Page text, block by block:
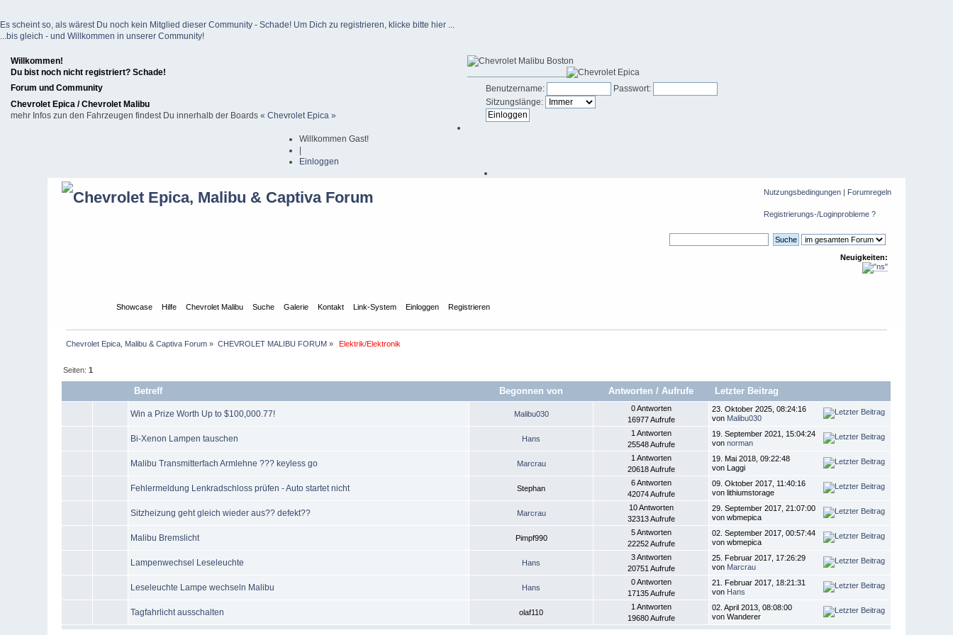
Es scheint so, als wärest Du noch kein Mitglied dieser Community - Schade! Um Dich zu registrieren, klicke bitte hier ...
...bis gleich - und Willkommen in unserer Community!
Willkommen!
Du bist noch nicht registriert? Schade!
Forum und Community
Chevrolet Epica / Chevrolet Malibu
mehr Infos zun den Fahrzeugen findest Du innerhalb der Boards « Chevrolet Epica »
Benutzername:
Passwort:
Sitzungslänge:
Willkommen Gast!
Einloggen
Nutzungsbedingungen| Forumregeln
Registrierungs-/Loginprobleme ?
Neuigkeiten:
Showcase Hilfe Chevrolet Malibu Suche Galerie Kontakt Link-System Einloggen Registrieren
Chevrolet Epica, Malibu & Captiva Forum » CHEVROLET MALIBU FORUM» Elektrik/Elektronik
Seiten:1
Betreff Begonnen von Antworten / Aufrufe Letzter Beitrag
Win a Prize Worth Up to $100,000.77! Malibu030
0 Antworten
16977 Aufrufe
23. Oktober 2025, 08:24:16
von Malibu030
Bi-Xenon Lampen tauschen Hans
1 Antworten
25548 Aufrufe
19. September 2021, 15:04:24
vonnorman
Malibu Transmitterfach Armlehne ??? keyless go Marcrau
1 Antworten
20618 Aufrufe
19. Mai 2018, 09:22:48
von Laggi
Fehlermeldung Lenkradschloss prüfen - Auto startet nicht Stephan
6 Antworten
42074 Aufrufe
09. Oktober 2017, 11:40:16
von lithiumstorage
Sitzheizung geht gleich wieder aus?? defekt?? Marcrau
10 Antworten
32313 Aufrufe
29. September 2017, 21:07:00
von wbmepica
Malibu Bremslicht Pimpf990
5 Antworten
22252 Aufrufe
02. September 2017, 00:57:44
von wbmepica
Lampenwechsel Leseleuchte Hans
3 Antworten
20751 Aufrufe
25. Februar 2017, 17:26:29
von Marcrau
Leseleuchte Lampe wechseln Malibu Hans
0 Antworten
17135 Aufrufe
21. Februar 2017, 18:21:31
von Hans
Tagfahrlicht ausschalten olaf110
1 Antworten
19680 Aufrufe
02. April 2013, 08:08:00
von Wanderer